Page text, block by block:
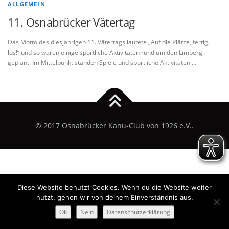
ALLGEMEIN
11. Osnabrücker Vätertag
Das Motto des diesjährigen 11. Vätertags lautete „Auf die Plätze, fertig,
los!“ und so waren einige sportliche Aktivitäten rund um den Limberg
geplant. Im Mittelpunkt standen Spiele und sportliche Aktivitäten …
© 2017 Osnabrücker Kanu-Club von 1926 e.V..
Diese Website benutzt Cookies. Wenn du die Website weiter
nutzt, gehen wir von deinem Einverständnis aus.
Ok Nein Datenschutzerklärung